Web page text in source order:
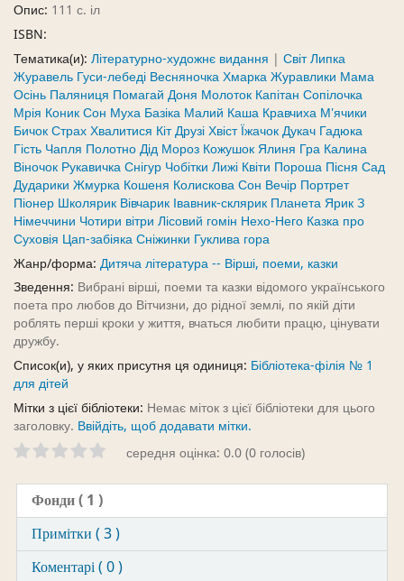
Опис: 111 с. іл
ISBN:
Тематика(и): Літературно-художнє видання | Світ Липка
Журавель Гуси-лебеді Весняночка Хмарка Журавлики Мама
Осінь Паляниця Помагай Доня Молоток Капітан Сопілочка
Мрія Коник Сон Муха Базіка Малий Каша Кравчиха М'ячики
Бичок Страх Хвалитися Кіт Друзі Хвіст Їжачок Дукач Гадюка
Гість Чапля Полотно Дід Мороз Кожушок Ялиня Гра Калина
Віночок Рукавичка Снігур Чобітки Лижі Квіти Пороша Пісня Сад
Дударики Жмурка Кошеня Колискова Сон Вечір Портрет
Піонер Школярик Вівчарик Івавник-склярик Планета Ярик З
Німеччини Чотири вітри Лісовий гомін Нехо-Него Казка про
Суховія Цап-забіяка Сніжинки Гуклива гора
Жанр/форма: Дитяча література -- Вірші, поеми, казки
Зведення: Вибрані вірші, поеми та казки відомого українського
поета про любов до Вітчизни, до рідної землі, по якій діти
роблять перші кроки у життя, вчаться любити працю, цінувати
дружбу.
Список(и), у яких присутня ця одиниця: Бібліотека-філія № 1
для дітей
Мітки з цієї бібліотеки: Немає міток з цієї бібліотеки для цього
заголовку. Ввійдіть, щоб додавати мітки.
середня оцінка: 0.0 (0 голосів)
Фонди( 1 )
Примітки ( 3 )
Коментарі ( 0 )